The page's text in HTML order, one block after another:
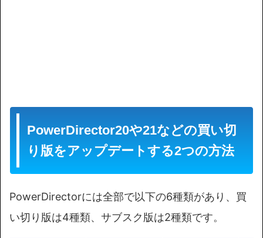
PowerDirector20や21などの買い切
り版をアップデートする2つの方法
PowerDirectorには全部で以下の6種類があり、買
い切り版は4種類、サブスク版は2種類です。